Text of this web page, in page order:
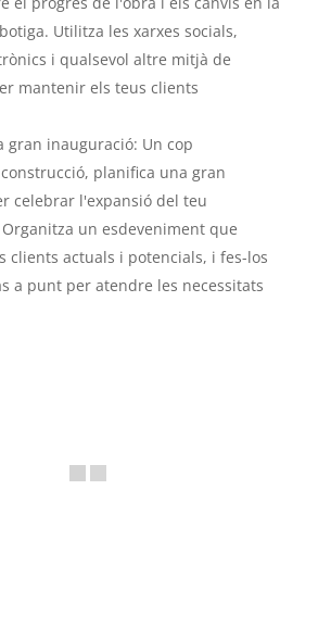
Utilitza les xarxes socials,
i qualsevol altre mitjà de
mantenir els teus clients
gran inauguració: Un cop
planifica una gran
celebrar l'expansió del teu
un esdeveniment que
clients actuals i potencials, i fes-los
a punt per atendre les necessitats